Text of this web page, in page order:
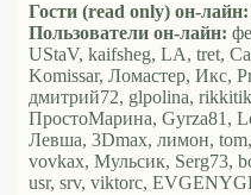
Гости (read only) он-лайн:
Пользователи он-лайн:
UStaV, kaifsheg, LA, tret,
Komissar, Ломастер, Икс,
дмитрий72, glpolina,
ПростоМарина, Gyrza81,
Левша, 3Dmax, лимон,
vovkax, Мульсик, Serg73,
usr, srv, viktorc,